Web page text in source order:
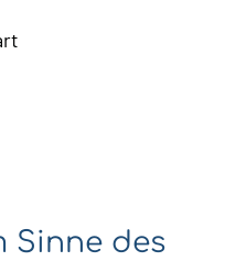
Sinne des